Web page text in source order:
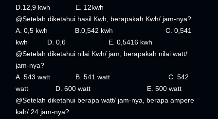
D.12,9 kwh E. 12kwh
@Setelah diketahui hasil Kwh, berapakah Kwh/ jam-nya?
A. 0,5 kwh B.0,542 kwh C. 0,541
kwh D. 0,6 E. 0,5416 kwh
@Setelah diketahui nilai Kwh/ jam, berapakah nilai watt/
jam-nya?
A. 543 watt B. 541 watt C. 542
watt D. 600 watt E. 500 watt
@Setelah diketahui berapa watt/ jam-nya, berapa ampere
kah/ 24 jam-nya?